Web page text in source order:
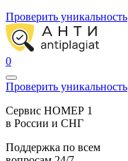
Проверить уникальность
0
Проверить уникальность
Cервис НОМЕР 1
в России и СНГ
Поддержка по всем